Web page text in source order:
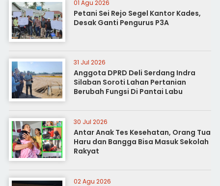
01 Agu 2026
Petani Sei Rejo Segel Kantor Kades,
Desak Ganti Pengurus P3A
31 Jul 2026
Anggota DPRD Deli Serdang Indra
Silaban Soroti Lahan Pertanian
Berubah Fungsi Di Pantai Labu
30 Jul 2026
Antar Anak Tes Kesehatan, Orang Tua
Haru dan Bangga Bisa Masuk Sekolah
Rakyat
02 Agu 2026